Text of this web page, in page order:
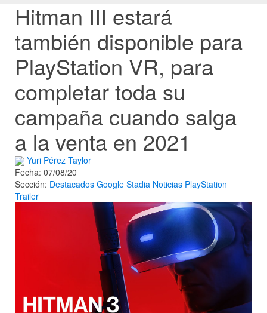
Hitman III estará
también disponible para
PlayStation VR, para
completar toda su
campaña cuando salga
a la venta en 2021
Yuri Pérez Taylor
Fecha: 07/08/20
Sección: Destacados Google Stadia Noticias PlayStation
Trailer